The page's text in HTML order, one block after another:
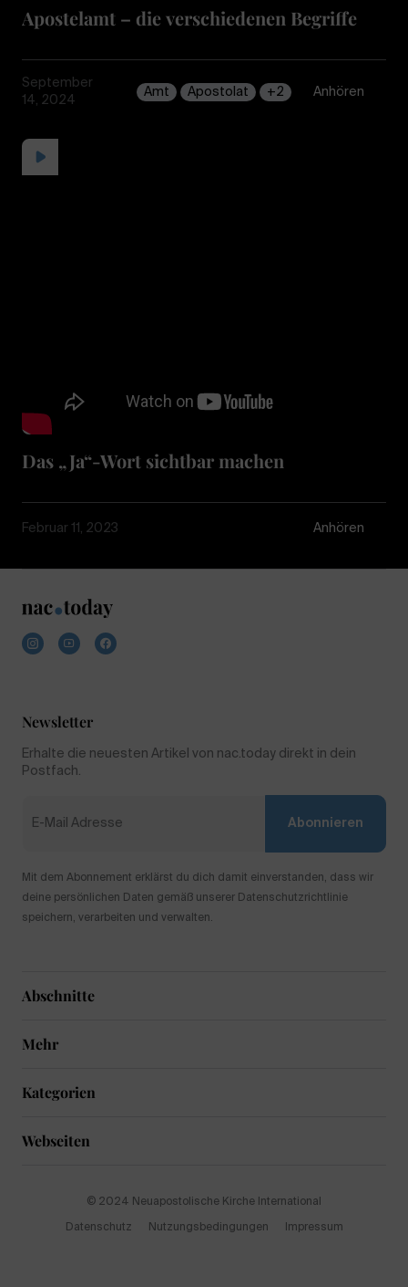
Apostelamt – die verschiedenen Begriffe
September
14, 2024
Amt Apostolat +2 Anhören
Das „Ja“-Wort sichtbar machen
Februar 11, 2023 Anhören
Abschnitte
Mehr
Newsletter
Erhalte die neuesten Artikel von nac.today direkt in dein
Postfach.
Abonnieren
Mit dem Abonnement erklärst du dich damit einverstanden, dass wir
deine persönlichen Daten gemäß unserer Datenschutzrichtlinie
speichern, verarbeiten und verwalten.
Kategorien
Webseiten
© 2024 Neuapostolische Kirche International
Datenschutz Nutzungsbedingungen Impressum